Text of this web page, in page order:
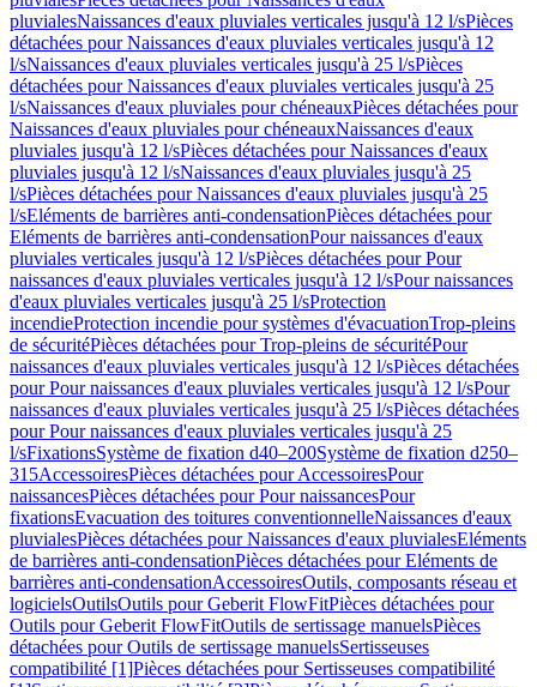
pluvialesNaissances d'eaux pluviales verticales jusqu'à 12 l/sPièces
détachées pour Naissances d'eaux pluviales verticales jusqu'à 12
l/sNaissances d'eaux pluviales verticales jusqu'à 25 l/sPièces
détachées pour Naissances d'eaux pluviales verticales jusqu'à 25
l/sNaissances d'eaux pluviales pour chéneauxPièces détachées pour
Naissances d'eaux pluviales pour chéneauxNaissances d'eaux
pluviales jusqu'à 12 l/sPièces détachées pour Naissances d'eaux
pluviales jusqu'à 12 l/sNaissances d'eaux pluviales jusqu'à 25
l/sPièces détachées pour Naissances d'eaux pluviales jusqu'à 25
l/sEléments de barrières anti-condensationPièces détachées pour
Eléments de barrières anti-condensationPour naissances d'eaux
pluviales verticales jusqu'à 12 l/sPièces détachées pour Pour
naissances d'eaux pluviales verticales jusqu'à 12 l/sPour naissances
d'eaux pluviales verticales jusqu'à 25 l/sProtection
incendieProtection incendie pour systèmes d'évacuationTrop-pleins
de sécuritéPièces détachées pour Trop-pleins de sécuritéPour
naissances d'eaux pluviales verticales jusqu'à 12 l/sPièces détachées
pour Pour naissances d'eaux pluviales verticales jusqu'à 12 l/sPour
naissances d'eaux pluviales verticales jusqu'à 25 l/sPièces détachées
pour Pour naissances d'eaux pluviales verticales jusqu'à 25
l/sFixationsSystème de fixation d40–200Système de fixation d250–
315AccessoiresPièces détachées pour AccessoiresPour
naissancesPièces détachées pour Pour naissancesPour
fixationsEvacuation des toitures conventionnelleNaissances d'eaux
pluvialesPièces détachées pour Naissances d'eaux pluvialesEléments
de barrières anti-condensationPièces détachées pour Eléments de
barrières anti-condensationAccessoiresOutils, composants réseau et
logicielsOutilsOutils pour Geberit FlowFitPièces détachées pour
Outils pour Geberit FlowFitOutils de sertissage manuelsPièces
détachées pour Outils de sertissage manuelsSertisseuses
compatibilité [1]Pièces détachées pour Sertisseuses compatibilité